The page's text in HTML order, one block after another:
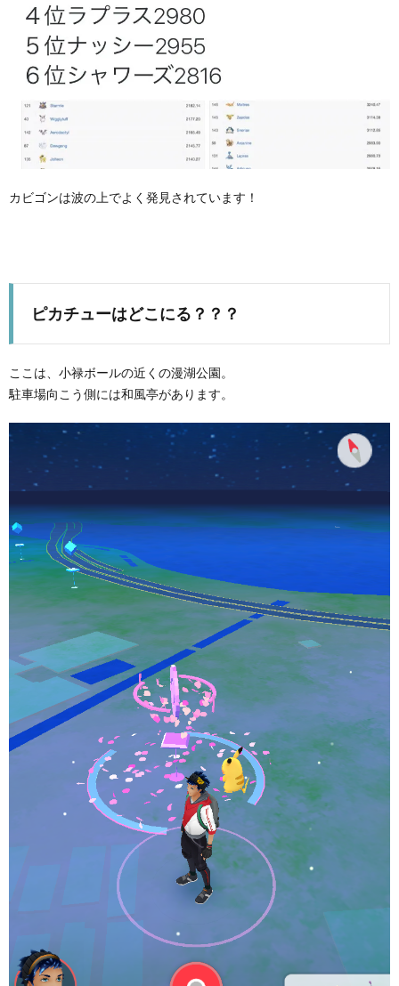
カビゴンは波の上でよく発見されています！
ピカチューはどこにる？？？
ここは、小禄ボールの近くの漫湖公園。
駐車場向こう側には和風亭があります。